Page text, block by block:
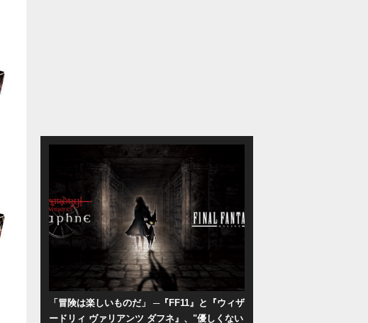
「冒険は楽しいものだ」 ─『FF11』と『ウィザ
ードリィ ヴァリアンツ ダフネ』、"優しくない